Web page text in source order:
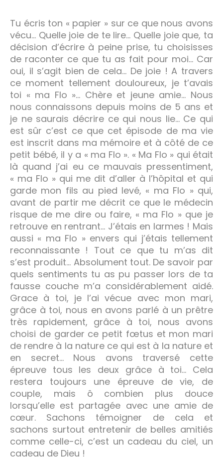
Tu écris ton « papier » sur ce que nous avons
vécu… Quelle joie de te lire… Quelle joie que, ta
décision d’écrire à peine prise, tu choisisses
de raconter ce que tu as fait pour moi… Car
oui, il s’agit bien de cela… De joie ! A travers
ce moment tellement douloureux, je t’avais
toi « ma Flo »… Chère et jeune amie… Nous
nous connaissons depuis moins de 5 ans et
je ne saurais décrire ce qui nous lie… Ce qui
est sûr c’est ce que cet épisode de ma vie
est inscrit dans ma mémoire et à côté de ce
petit bébé, il y a « ma Flo ». « Ma Flo » qui était
là quand j’ai eu ce mauvais pressentiment,
« ma Flo » qui me dit d’aller à l’hôpital et qui
garde mon fils au pied levé, « ma Flo » qui,
avant de partir me décrit ce que le médecin
risque de me dire ou faire, « ma Flo » que je
retrouve en rentrant… J’étais en larmes ! Mais
aussi « ma Flo » envers qui j’étais tellement
reconnaissante ! Tout ce que tu m’as dit
s’est produit… Absolument tout. De savoir par
quels sentiments tu as pu passer lors de ta
fausse couche m’a considérablement aidé.
Grace à toi, je l’ai vécue avec mon mari,
grâce à toi, nous en avons parlé à un prêtre
très rapidement, grâce à toi, nous avons
choisi de garder ce petit fœtus et mon mari
de rendre à la nature ce qui est à la nature et
en secret… Nous avons traversé cette
épreuve tous les deux grâce à toi… Cela
restera toujours une épreuve de vie, de
couple, mais ô combien plus douce
lorsqu’elle est partagée avec une amie de
cœur. Sachons témoigner de cela et
sachons surtout entretenir de belles amitiés
comme celle-ci, c’est un cadeau du ciel, un
cadeau de Dieu !